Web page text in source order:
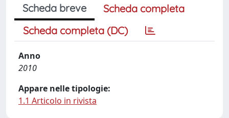
Scheda breve
Scheda completa
Scheda completa (DC)
Anno
2010
Appare nelle tipologie:
1.1 Articolo in rivista